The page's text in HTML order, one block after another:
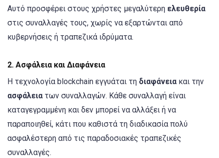
Αυτό προσφέρει στους χρήστες μεγαλύτερη ελευθερία
στις συναλλαγές τους, χωρίς να εξαρτώνται από
κυβερνήσεις ή τραπεζικά ιδρύματα.
2. Ασφάλεια και Διαφάνεια
Η τεχνολογία blockchain εγγυάται τη διαφάνειακαι την
ασφάλειατων συναλλαγών. Κάθε συναλλαγή είναι
καταγεγραμμένη και δεν μπορεί να αλλάξει ή να
παραποιηθεί, κάτι που καθιστά τη διαδικασία πολύ
ασφαλέστερη από τις παραδοσιακές τραπεζικές
συναλλαγές.